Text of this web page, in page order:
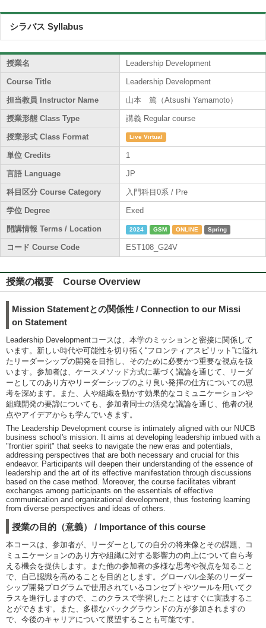
シラバス Syllabus
授業名 Leadership Development
Course Title Leadership Development
担当教員 Instructor Name 山本 篤（Atsushi Yamamoto）
授業形態 Class Type 講義 Regular course
授業形式 Class Format Live Virtual
単位 Credits 1
言語 Language JP
科目区分 Course Category 入門科目0系 / Pre
学位 Degree Exed
開講情報 Terms / Location 2024 GSM ONLINE Spring
コード Course Code EST108_G24V
授業の概要 Course Overview
Mission Statementとの関係性 / Connection to our Missi
on Statement
Leadership Developmentコースは、本学のミッションと密接に関係して
います。新しい時代や可能性を切り拓く“フロンティアスピリット”に溢れ
たリーダーシップの開発を目指し、そのために必要かつ重要な視点を扱
います。参加者は、ケースメソッド方式に基づく議論を通じて、リーダ
ーとしてのあり方やリーダーシップのより良い発揮の仕方についての思
考を深めます。また、人や組織を動かす効果的なコミュニケーションや
組織開発の要諦についても、参加者同士の活発な議論を通じ、他者の視
点やアイデアからも学んでいきます。
The Leadership Development course is intimately aligned with our NUCB
business school's mission. It aims at developing leadership imbued with a
"frontier spirit" that seeks to navigate the new eras and potentials,
addressing perspectives that are both necessary and crucial for this
endeavor. Participants will deepen their understanding of the essence of
leadership and the art of its effective manifestation through discussions
based on the case method. Moreover, the course facilitates vibrant
exchanges among participants on the essentials of effective
communication and organizational development, thus fostering learning
from diverse perspectives and ideas of others.
授業の目的（意義） / Importance of this course
本コースは、参加者が、リーダーとしての自分の将来像とその課題、コ
ミュニケーションのあり方や組織に対する影響力の向上について自ら考
える機会を提供します。また他の参加者の多様な思考や視点を知ること
で、自己認識を高めることを目的とします。グローバル企業のリーダー
シップ開発プログラムで使用されているコンセプトやツールを用いてク
ラスを進行しますので、このクラスで学習したことはすぐに実践するこ
とができます。また、多様なバックグラウンドの方が参加されますの
で、今後のキャリアについて展望することも可能です。